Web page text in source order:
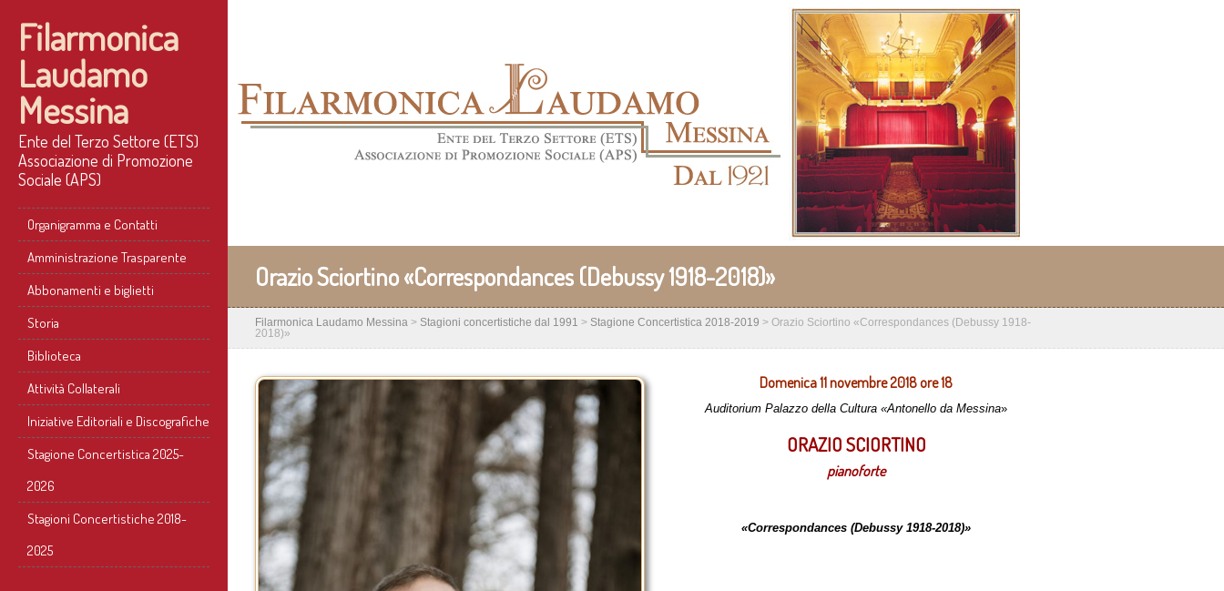
Filarmonica
Laudamo
Messina
Ente del Terzo Settore (ETS)
Associazione di Promozione
Sociale (APS)
Organigramma e Contatti
Amministrazione Trasparente
Abbonamenti e biglietti
Storia
Biblioteca
Attività Collaterali
Iniziative Editoriali e Discografiche
Stagione Concertistica 2025-
2026
Stagioni Concertistiche 2018-
2025
Orazio Sciortino «Correspondances (Debussy 1918-2018)»
Filarmonica Laudamo Messina > Stagioni concertistiche dal 1991 > Stagione Concertistica 2018-2019 > Orazio Sciortino «Correspondances (Debussy 1918-
2018)»
Domenica 11 novembre 2018 ore 18
Auditorium Palazzo della Cultura «Antonello da Messina»
ORAZIO SCIORTINO
pianoforte
«Correspondances (Debussy 1918-2018)»